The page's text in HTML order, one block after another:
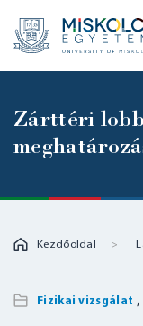
Zárttéri
Kezdőoldal
Fizikai vizsgálat ,